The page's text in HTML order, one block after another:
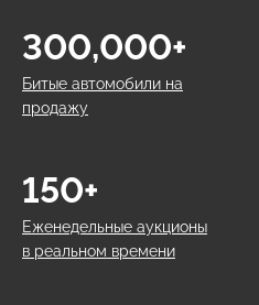
Битые автомобили на
продажу
300,000+
Еженедельные аукционы
в реальном времени
150+